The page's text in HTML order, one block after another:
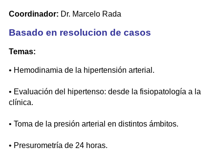
Coordinador: Dr. Marcelo Rada
Basado en resolucion de casos
Temas:
• Hemodinamia de la hipertensión arterial.
• Evaluación del hipertenso: desde la fisiopatología a la
clínica.
• Toma de la presión arterial en distintos ámbitos.
• Presurometría de 24 horas.